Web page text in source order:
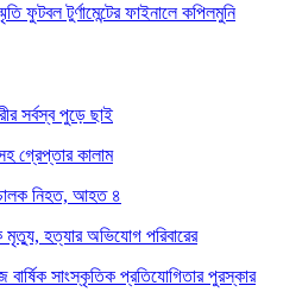
ফুটবল টুর্ণামেন্টের ফাইনালে কপিলমুনি
সর্বস্ব পুড়ে ছাই
গ্রেপ্তার কালাম
চালক নিহত, আহত ৪
মৃত্যু, হত্যার অভিযোগ পরিবারের
সাংস্কৃতিক প্রতিযোগিতার পুরস্কার